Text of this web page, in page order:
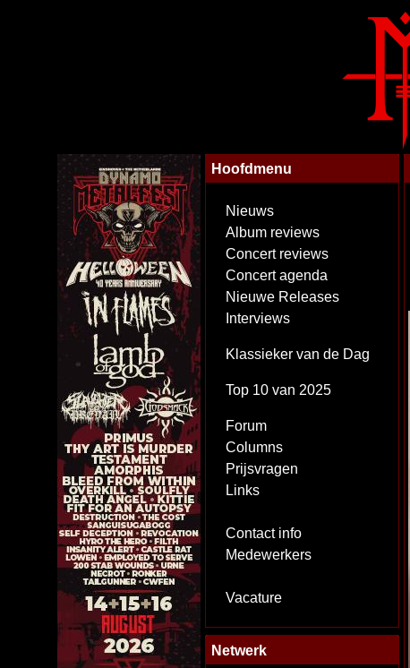
Hoofdmenu
Nieuws
Album reviews
Concert reviews
Concert agenda
Nieuwe Releases
Interviews
Klassieker van de Dag
Top 10 van 2025
Forum
Columns
Prijsvragen
Links
Contact info
Medewerkers
Vacature
Netwerk